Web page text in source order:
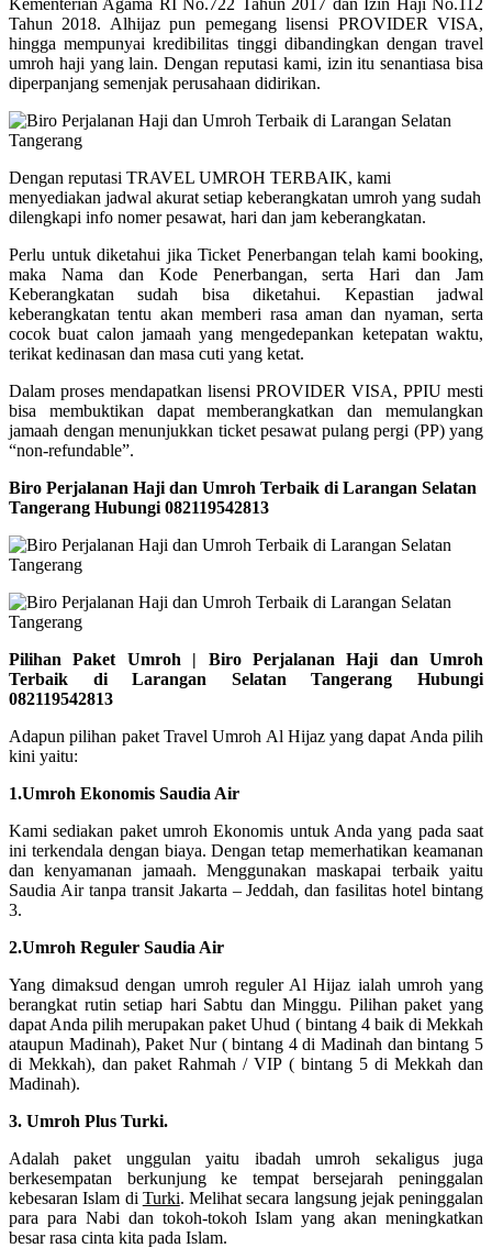
Tahun 2018. Alhijaz pun pemegang lisensi PROVIDER VISA,
hingga mempunyai kredibilitas tinggi dibandingkan dengan travel
umroh haji yang lain. Dengan reputasi kami, izin itu senantiasa bisa
diperpanjang semenjak perusahaan didirikan.
Dengan reputasi TRAVEL UMROH TERBAIK, kami
menyediakan jadwal akurat setiap keberangkatan umroh yang sudah
dilengkapi info nomer pesawat, hari dan jam keberangkatan.
Perlu untuk diketahui jika Ticket Penerbangan telah kami booking,
maka Nama dan Kode Penerbangan, serta Hari dan Jam
Keberangkatan sudah bisa diketahui. Kepastian jadwal
keberangkatan tentu akan memberi rasa aman dan nyaman, serta
cocok buat calon jamaah yang mengedepankan ketepatan waktu,
terikat kedinasan dan masa cuti yang ketat.
Dalam proses mendapatkan lisensi PROVIDER VISA, PPIU mesti
bisa membuktikan dapat memberangkatkan dan memulangkan
jamaah dengan menunjukkan ticket pesawat pulang pergi (PP) yang
“non-refundable”.
Biro Perjalanan Haji dan Umroh Terbaik di Larangan Selatan
Tangerang Hubungi 082119542813
Pilihan Paket Umroh | Biro Perjalanan Haji dan Umroh
Terbaik di Larangan Selatan Tangerang Hubungi
082119542813
Adapun pilihan paket Travel Umroh Al Hijaz yang dapat Anda pilih
kini yaitu:
1.Umroh Ekonomis Saudia Air
Kami sediakan paket umroh Ekonomis untuk Anda yang pada saat
ini terkendala dengan biaya. Dengan tetap memerhatikan keamanan
dan kenyamanan jamaah. Menggunakan maskapai terbaik yaitu
Saudia Air tanpa transit Jakarta – Jeddah, dan fasilitas hotel bintang
3.
2.Umroh Reguler Saudia Air
Yang dimaksud dengan umroh reguler Al Hijaz ialah umroh yang
berangkat rutin setiap hari Sabtu dan Minggu. Pilihan paket yang
dapat Anda pilih merupakan paket Uhud ( bintang 4 baik di Mekkah
ataupun Madinah), Paket Nur ( bintang 4 di Madinah dan bintang 5
di Mekkah), dan paket Rahmah / VIP ( bintang 5 di Mekkah dan
Madinah).
3. Umroh Plus Turki.
Adalah paket unggulan yaitu ibadah umroh sekaligus juga
berkesempatan berkunjung ke tempat bersejarah peninggalan
kebesaran Islam di Turki. Melihat secara langsung jejak peninggalan
para para Nabi dan tokoh-tokoh Islam yang akan meningkatkan
besar rasa cinta kita pada Islam.